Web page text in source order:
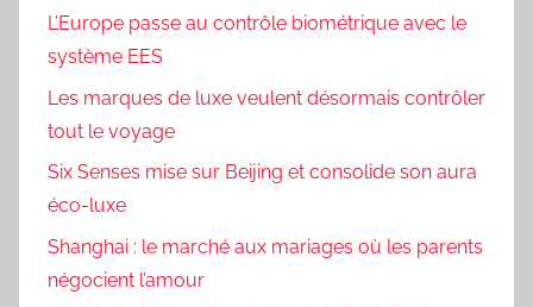
L’Europe passe au contrôle biométrique avec le
système EES
Les marques de luxe veulent désormais contrôler
tout le voyage
Six Senses mise sur Beijing et consolide son aura
éco-luxe
Shanghai : le marché aux mariages où les parents
négocient l’amour